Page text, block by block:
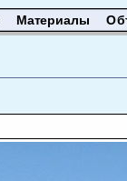
Материалы